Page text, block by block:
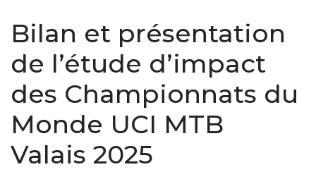
Bilan et présentation
de l’étude d’impact
des Championnats du
Monde UCI MTB
Valais 2025